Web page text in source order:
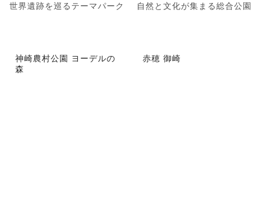
世界遺跡を巡るテーマパーク 自然と文化が集まる総合公園
神崎農村公園 ヨーデルの
森
赤穂 御崎